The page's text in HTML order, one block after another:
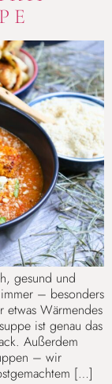
gesund und
– besonders
etwas Wärmendes
ist genau das
Außerdem
– wir
[…]